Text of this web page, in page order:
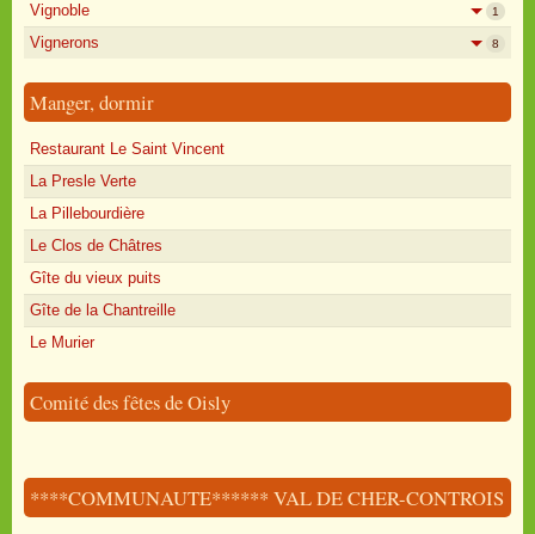
Vignoble 1
Vignerons 8
Manger, dormir
Restaurant Le Saint Vincent
La Presle Verte
La Pillebourdière
Le Clos de Châtres
Gîte du vieux puits
Gîte de la Chantreille
Le Murier
Comité des fêtes de Oisly
****COMMUNAUTE****** VAL DE CHER-CONTROIS